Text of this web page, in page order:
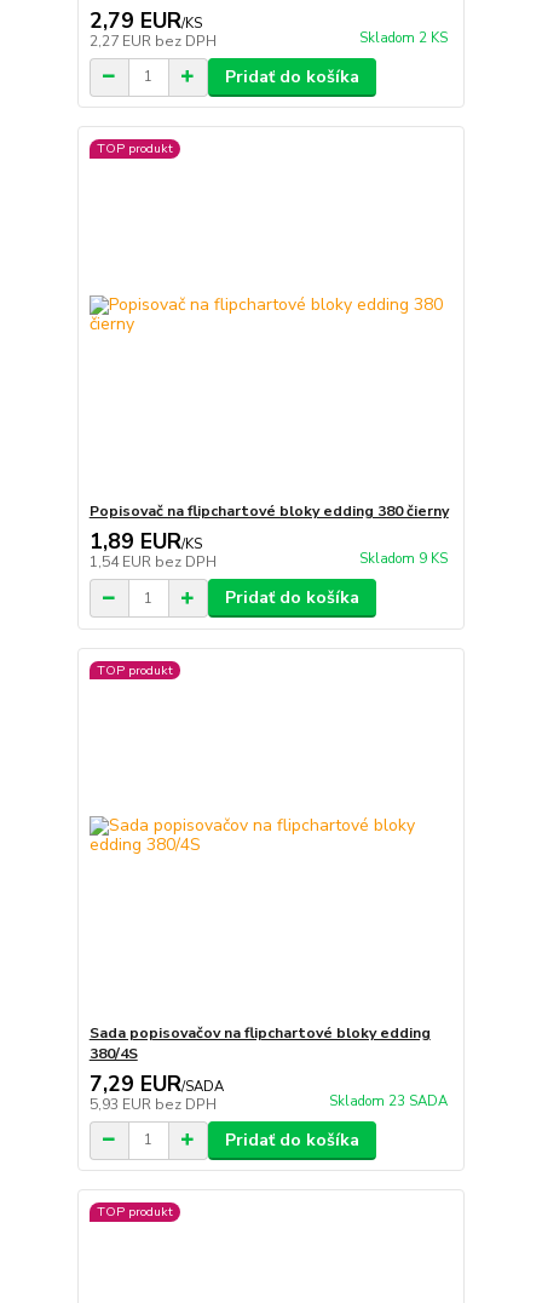
2,79 EUR/KS
2,27 EUR bez DPH Skladom 2 KS
Pridať do košíka
TOP produkt
Popisovač na flipchartové bloky edding 380 čierny
1,89 EUR/KS
1,54 EUR bez DPH Skladom 9 KS
Pridať do košíka
TOP produkt
Sada popisovačov na flipchartové bloky edding
380/4S
7,29 EUR/SADA
5,93 EUR bez DPH Skladom 23 SADA
Pridať do košíka
TOP produkt